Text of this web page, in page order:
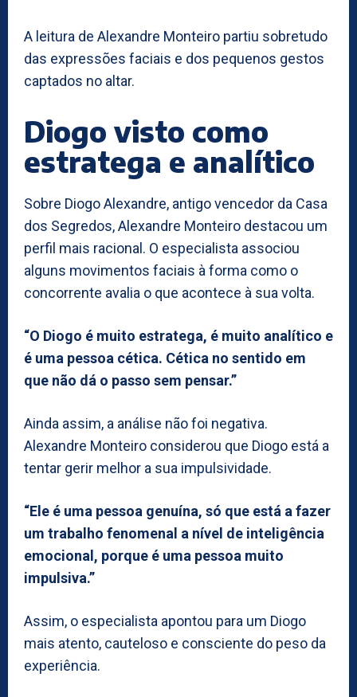
A leitura de Alexandre Monteiro partiu sobretudo
das expressões faciais e dos pequenos gestos
captados no altar.
Diogo visto como
estratega e analítico
Sobre Diogo Alexandre, antigo vencedor da Casa
dos Segredos, Alexandre Monteiro destacou um
perfil mais racional. O especialista associou
alguns movimentos faciais à forma como o
concorrente avalia o que acontece à sua volta.
“O Diogo é muito estratega, é muito analítico e
é uma pessoa cética. Cética no sentido em
que não dá o passo sem pensar.”
Ainda assim, a análise não foi negativa.
Alexandre Monteiro considerou que Diogo está a
tentar gerir melhor a sua impulsividade.
“Ele é uma pessoa genuína, só que está a fazer
um trabalho fenomenal a nível de inteligência
emocional, porque é uma pessoa muito
impulsiva.”
Assim, o especialista apontou para um Diogo
mais atento, cauteloso e consciente do peso da
experiência.